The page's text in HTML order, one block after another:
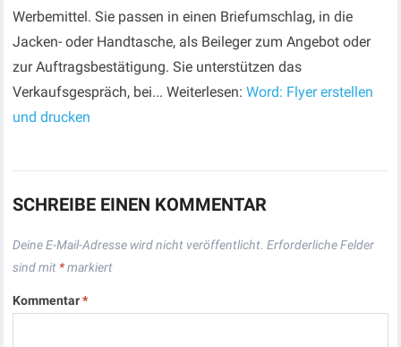
Werbemittel. Sie passen in einen Briefumschlag, in die
Jacken- oder Handtasche, als Beileger zum Angebot oder
zur Auftragsbestätigung. Sie unterstützen das
Verkaufsgespräch, bei... Weiterlesen:Word: Flyer erstellen
und drucken
SCHREIBE EINEN KOMMENTAR
Deine E-Mail-Adresse wird nicht veröffentlicht. Erforderliche Felder
sind mit *markiert
Kommentar*